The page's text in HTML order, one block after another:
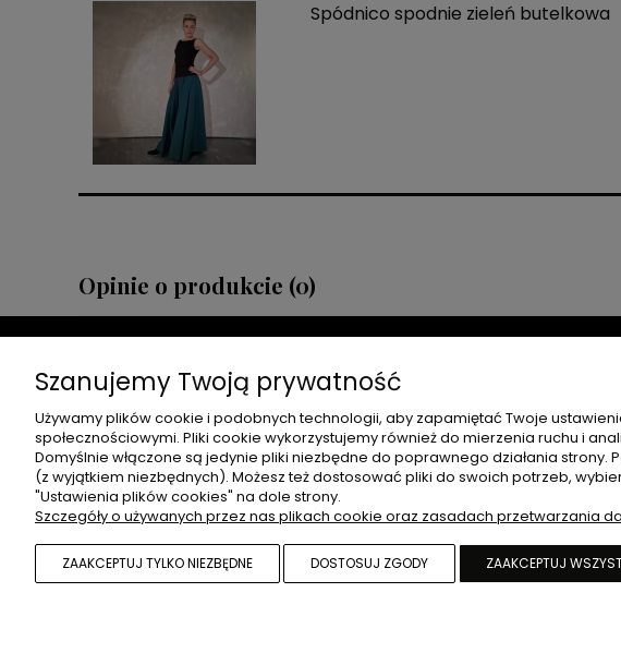
Spódnico spodnie zieleń butelkowa
Opinie o produkcie (0)
OBSŁUGA KLIENTA
KONTAKT I DANE FIRMY
CZAS I KOSZTY DOSTAWY
CZAS REALIZACJI ZAMÓWIENIA
ZWROTY
Szanujemy Twoją prywatność
Używamy plików cookie i podobnych technologii, aby zapamiętać Twoje
społecznościowymi. Pliki cookie wykorzystujemy również do mierzenia ruchu i
Domyślnie włączone są jedynie pliki niezbędne do poprawnego działania
(z wyjątkiem niezbędnych). Możesz też dostosować pliki do swoich potrzeb,
"Ustawienia plików cookies" na dole strony.
Szczegóły o używanych przez nas plikach cookie oraz zasadach przetwarzania
ZAAKCEPTUJ TYLKO NIEZBĘDNE DOSTOSUJ ZGODY ZAAKCEPTUJ